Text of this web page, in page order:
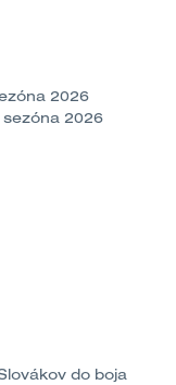
2026
2026
do boja